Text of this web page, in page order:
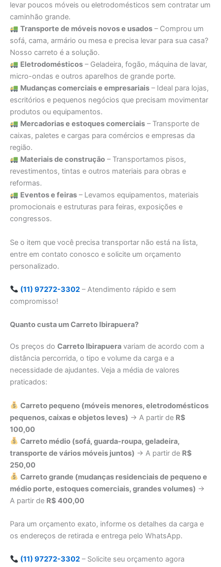
levar poucos móveis ou eletrodomésticos sem contratar um
caminhão grande.
Transporte de móveis novos e usados– Comprou um
sofá, cama, armário ou mesa e precisa levar para sua casa?
Nosso carreto é a solução.
Eletrodomésticos– Geladeira, fogão, máquina de lavar,
micro-ondas e outros aparelhos de grande porte.
Mudanças comerciais e empresariais– Ideal para lojas,
escritórios e pequenos negócios que precisam movimentar
produtos ou equipamentos.
Mercadorias e estoques comerciais– Transporte de
caixas, paletes e cargas para comércios e empresas da
região.
Materiais de construção– Transportamos pisos,
revestimentos, tintas e outros materiais para obras e
reformas.
Eventos e feiras– Levamos equipamentos, materiais
promocionais e estruturas para feiras, exposições e
congressos.
Se o item que você precisa transportar não está na lista,
entre em contato conosco e solicite um orçamento
personalizado.
(11) 97272-3302– Atendimento rápido e sem
compromisso!
Quanto custa um Carreto Ibirapuera?
Os preços do Carreto Ibirapuera variam de acordo com a
distância percorrida, o tipo e volume da carga e a
necessidade de ajudantes. Veja a média de valores
praticados:
Carreto pequeno (móveis menores, eletrodomésticos
pequenos, caixas e objetos leves) → A partir de R$
100,00
Carreto médio (sofá, guarda-roupa, geladeira,
transporte de vários móveis juntos) → A partir de R$
250,00
Carreto grande (mudanças residenciais de pequeno e
médio porte, estoques comerciais, grandes volumes) →
A partir de R$ 400,00
Para um orçamento exato, informe os detalhes da carga e
os endereços de retirada e entrega pelo WhatsApp.
(11) 97272-3302– Solicite seu orçamento agora